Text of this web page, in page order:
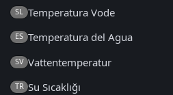
SL Temperatura Vode
ES Temperatura del Agua
SV Vattentemperatur
TR Su Sıcaklığı